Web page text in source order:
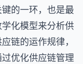
的一环，也是最
化模型来分析供
链的运作规律，
优化供应链管理